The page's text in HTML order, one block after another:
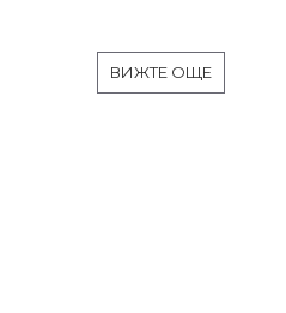
ВИЖТЕ ОЩЕ